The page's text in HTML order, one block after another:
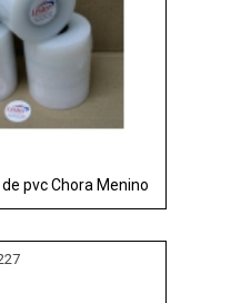
pvc Chora Menino